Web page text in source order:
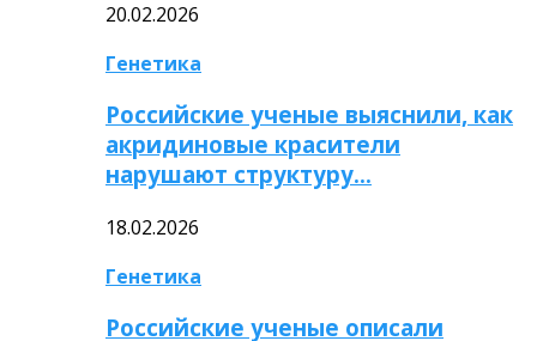
20.02.2026
Генетика
Российские ученые выяснили, как
акридиновые красители
нарушают структуру…
18.02.2026
Генетика
Российские ученые описали